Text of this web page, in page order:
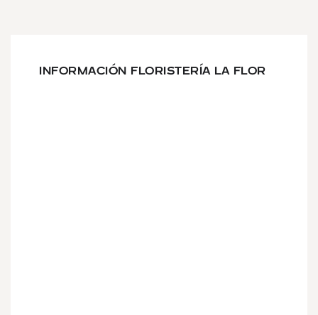
INFORMACIÓN FLORISTERÍA LA FLOR